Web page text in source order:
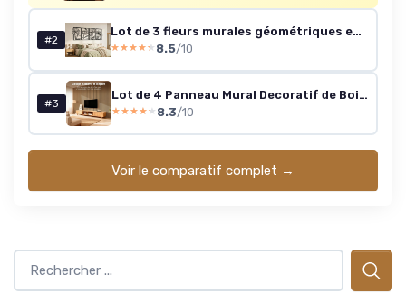
#2
Lot de 3 fleurs murales géométriques en bois 3D
★★★★★
★★★★★ 8.5/10
#3
Lot de 4 Panneau Mural Decoratif de Bois, 120 x 60 -2.88㎡, Panneaux Acoustique en 3D, Tasseau Bois Mural Insonorisants pour Decoration Murale Chambre, Salon, Bureau, Comptoir, Teck 4 pièces Teck
★★★★★
★★★★★ 8.3/10
Voir le comparatif complet →